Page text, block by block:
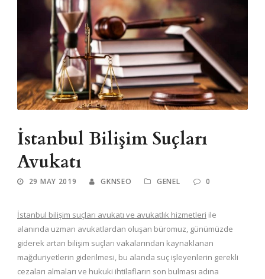
İstanbul Bilişim Suçları
Avukatı
29 MAY 2019 GKNSEO GENEL 0
İstanbul bilişim suçları avukatı ve avukatlık hizmetleri ile
alanında uzman avukatlardan oluşan büromuz, günümüzde
giderek artan bilişim suçları vakalarından kaynaklanan
mağduriyetlerin giderilmesi, bu alanda suç işleyenlerin gerekli
cezaları almaları ve hukuki ihtilafların son bulması adına